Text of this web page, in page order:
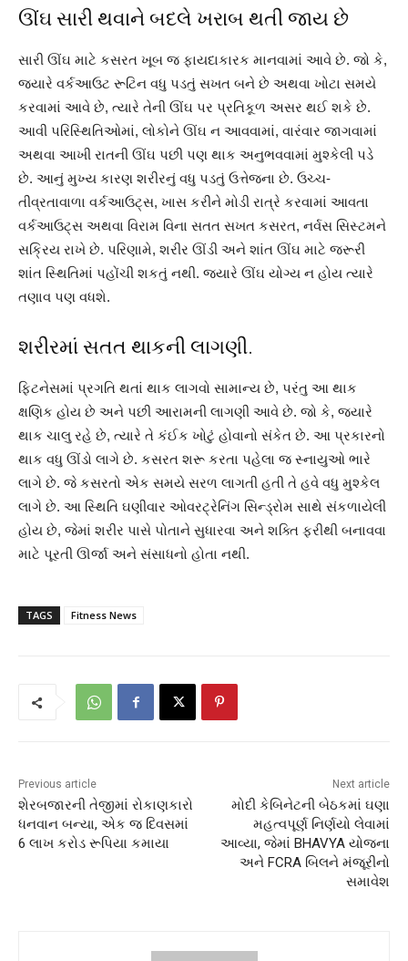
ઊંઘ સારી થવાને બદલે ખરાબ થતી જાય છે
સારી ઊંઘ માટે કસરત ખૂબ જ ફાયદાકારક માનવામાં આવે છે. જો કે,
જ્યારે વર્કઆઉટ રૂટિન વધુ પડતું સખત બને છે અથવા ખોટા સમયે
કરવામાં આવે છે, ત્યારે તેની ઊંઘ પર પ્રતિકૂળ અસર થઈ શકે છે.
આવી પરિસ્થિતિઓમાં, લોકોને ઊંઘ ન આવવામાં, વારંવાર જાગવામાં
અથવા આખી રાતની ઊંઘ પછી પણ થાક અનુભવવામાં મુશ્કેલી પડે
છે. આનું મુખ્ય કારણ શરીરનું વધુ પડતું ઉત્તેજના છે. ઉચ્ચ-
તીવ્રતાવાળા વર્કઆઉટ્સ, ખાસ કરીને મોડી રાત્રે કરવામાં આવતા
વર્કઆઉટ્સ અથવા વિરામ વિના સતત સખત કસરત, નર્વસ સિસ્ટમને
સક્રિય રાખે છે. પરિણામે, શરીર ઊંડી અને શાંત ઊંઘ માટે જરૂરી
શાંત સ્થિતિમાં પહોંચી શકતું નથી. જ્યારે ઊંઘ યોગ્ય ન હોય ત્યારે
તણાવ પણ વધશે.
શરીરમાં સતત થાકની લાગણી.
ફિટનેસમાં પ્રગતિ થતાં થાક લાગવો સામાન્ય છે, પરંતુ આ થાક
ક્ષણિક હોય છે અને પછી આરામની લાગણી આવે છે. જો કે, જ્યારે
થાક ચાલુ રહે છે, ત્યારે તે કંઈક ખોટું હોવાનો સંકેત છે. આ પ્રકારનો
થાક વધુ ઊંડો લાગે છે. કસરત શરૂ કરતા પહેલા જ સ્નાયુઓ ભારે
લાગે છે. જે કસરતો એક સમયે સરળ લાગતી હતી તે હવે વધુ મુશ્કેલ
લાગે છે. આ સ્થિતિ ઘણીવાર ઓવરટ્રેનિંગ સિન્ડ્રોમ સાથે સંકળાયેલી
હોય છે, જેમાં શરીર પાસે પોતાને સુધારવા અને શક્તિ ફરીથી બનાવવા
માટે પૂરતી ઊર્જા અને સંસાધનો હોતા નથી.
TAGS Fitness News
Previous article
શેરબજારની તેજીમાં રોકાણકારો
ધનવાન બન્યા, એક જ દિવસમાં
6 લાખ કરોડ રૂપિયા કમાયા
Next article
મોદી કેબિનેટની બેઠકમાં ઘણા
મહત્વપૂર્ણ નિર્ણયો લેવામાં
આવ્યા, જેમાં BHAVYA યોજના
અને FCRA બિલને મંજૂરીનો
સમાવેશ